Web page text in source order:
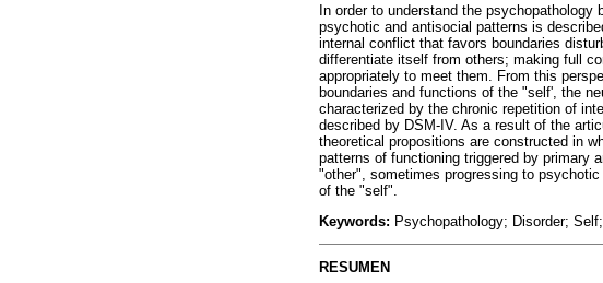
In order to understand the psychopathology
psychotic and antisocial patterns is
internal conflict that favors boundaries
differentiate itself from others; making full
appropriately to meet them. From this
boundaries and functions of the "self', the
characterized by the chronic repetition of
described by DSM-IV. As a result of the
theoretical propositions are constructed in
patterns of functioning triggered by primary
"other", sometimes progressing to
of the "self".
Keywords: Psychopathology; Disorder;
RESUMEN